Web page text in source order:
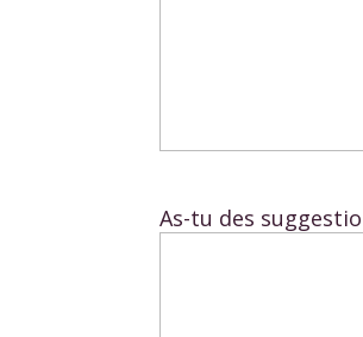
As-tu des